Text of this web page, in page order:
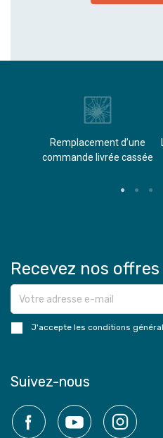
Remplacement d’une
commande livrée cassée​
Recevez nos
J'accepte les conditions
Suivez-nous
Facebook YouTube